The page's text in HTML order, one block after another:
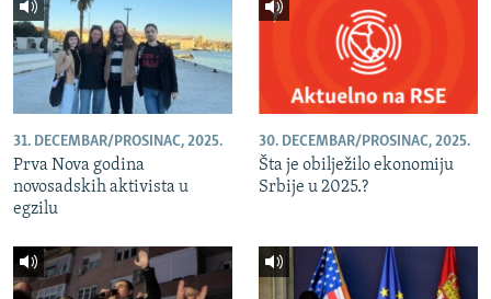
31. DECEMBAR/PROSINAC, 2025.
Prva Nova godina
novosadskih aktivista u
egzilu
30. DECEMBAR/PROSINAC, 2025.
Šta je obilježilo ekonomiju
Srbije u 2025.?